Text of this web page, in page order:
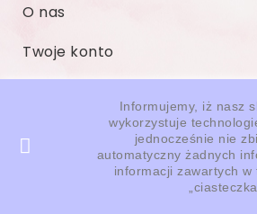
O nas
Twoje konto
Informujemy, iż nasz
wykorzystuje
jednocześnie nie
automatyczny żadnych
informacji zawartych w
© 2026 - Oprogramowanie e-